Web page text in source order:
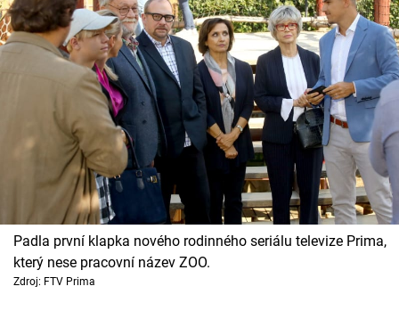
Padla první klapka nového rodinného seriálu televize Prima,
který nese pracovní název ZOO.
Zdroj: FTV Prima